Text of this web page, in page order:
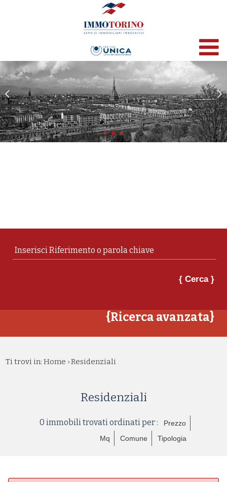
{ Cerca }
{Ricerca avanzata}
Ti trovi in: Home ›Residenziali
Residenziali
0 immobili trovati ordinati per :
Prezzo
Mq
Comune Tipologia